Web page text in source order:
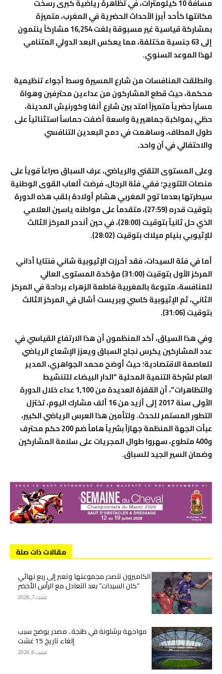
مسافة 10 كيلومترات، في تظاهرة رياضية كبرى رسخت
مكانتها كأحد أبرز الأحداث الحضرية في المغرب، متميزة
بمشاركة قياسية غير مسبوقة بلغت 16,254 مشاركاً ينتمون
إلى 63 جنسية مختلفة، مما يعكس البعد الدولي المتنامي
لهذا الموعد السنوي.
وانطلقت المنافسات من شارع المسيرة وسط أجواء تنظيمية
محكمة، حيث قطع المشاركون من عداءين محترفين وهواة
مساراً حضرياً متميزاً امتد بين شارع أنفا وكورنيش المدينة،
حظي بمواكبة جماهيرية واسعة أضفت حماساً استثنائياً على
طول المطاف، وساهمت في دمج البعدين التنافسي
والاحتفالي في آن واحد.
وعلى المستوى التقني والرياضي، عرف السباق صراعاً قوياً على
منصات التتويج؛ ففي فئة الرجال، فرضت ألعاب القوى الوطنية
سيطرتها بعدما توج المغربي هشام أولادة بلقب هذه الدورة
بتوقيت قدره (27:59)، متقدماً على مواطنه ياسين العلامي
الذي حل ثانياً بتوقيت (28:00)، في حين أندحر المركز الثالث
للإثيوبي بنيام ميلاك بتوقيت (28:02).
أما في فئة السيدات، فقد أحرزت الإثيوبية شاني فنتايا أداني
المركز الأول بتوقيت (31:00) مؤكدة المستوى العالي
للمنافسة، متبوعة بالمغربية فاطمة الزهراء برداحة في المركز
الثاني، ثم الإثيوبية كاسي وبريست أشال في المركز الثالث
بتوقيت (31:06).
وفي هذا السياق، أكد المنظمون أن هذا الارتفاع القياسي في
عدد المشاركين يكرس نجاح السباق ويعزز الإشعاع الرياضي
للعاصمة الاقتصادية؛ حيث أوضح محمد الجواهري، المدير
العام لشركة التنمية المحلية “الدار البيضاء للتنشيط
والتظاهرات”، أن القفزة العديدة من 1,100 عداء خلال الدورة
الأولى سنة 2017 إلى أزيد من 16 ألف مشارك اليوم، تختزل
التطور المستمر للحدث. ولتأمين هذا العرس الرياضي الكبير،
عبأت الجهة المنظمة جهازاً بشرياً هاماً ضم 200 حكم محترف
و400 متطوع، سهروا طوال المجريات على سلامة المشاركين
وضمان السير الجيد للسباق.
مقالات ذات صلة
الكاميرون تتصدر مجموعتها وتعبر إلى ربع نهائي
“كان السيدات” بعد التعادل مع الرأس الأخضر
غشت 7, 2026
مواجهة برشلونة في طنجة.. مصدر يوضح سبب
إلغاء تاريخ 15 غشت
غشت 6, 2026